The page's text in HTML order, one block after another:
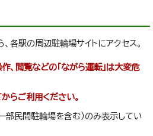
各駅の周辺駐輪場サイトにアクセス。
、閲覧などの「ながら運転」は大変危
らご利用ください。
部民間駐輪場を含む）のみ表示してい